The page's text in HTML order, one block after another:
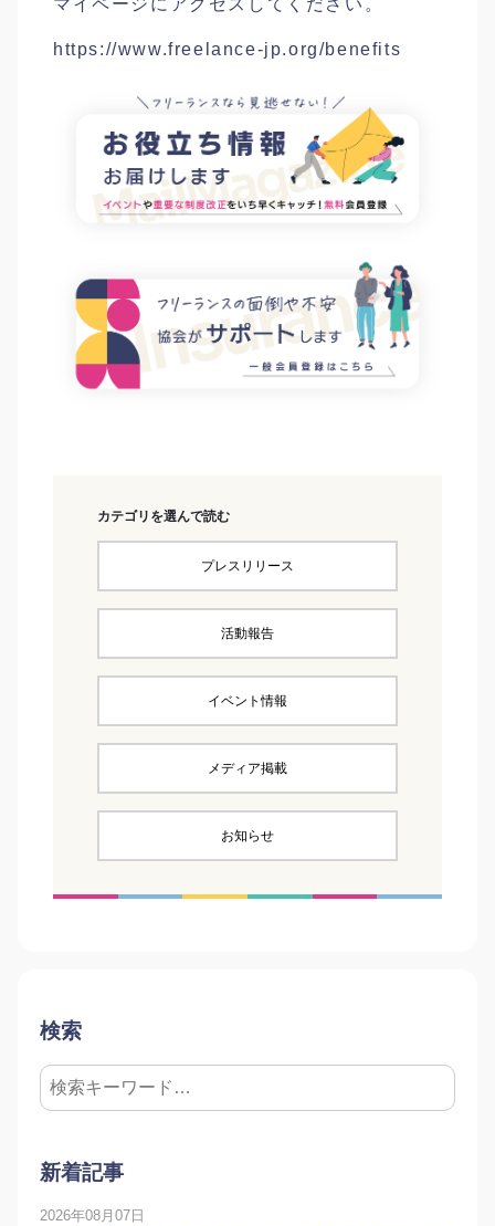
https://www.freelance-jp.org/benefits
カテゴリを選んで読む
プレスリリース
活動報告
イベント情報
メディア掲載
お知らせ
検索
新着記事
2026年08月07日